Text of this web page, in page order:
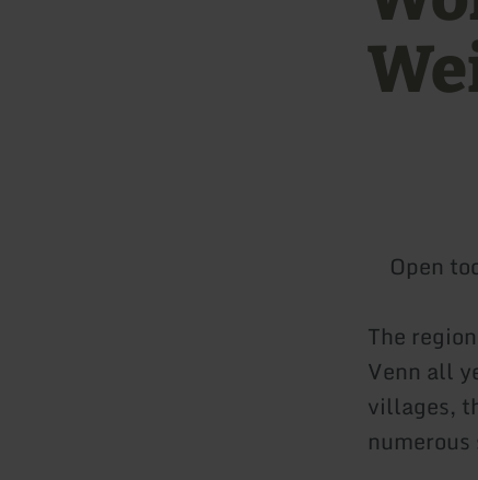
Open
The
Venn all
villages,